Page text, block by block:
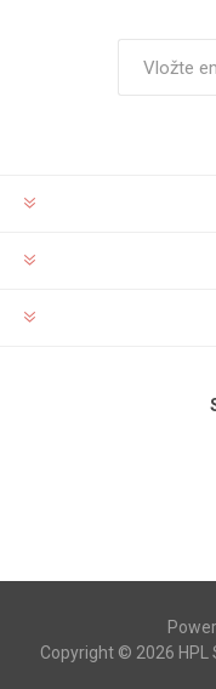
Copyright © 2026 HPL